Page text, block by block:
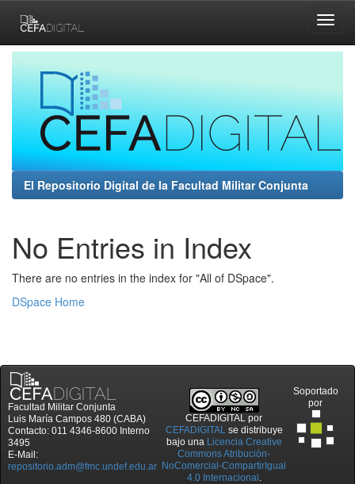
navigation
El Repositorio Digital de la Facultad Militar Conjunta
No Entries in Index
There are no entries in the index for "All of DSpace".
DSpace Home
Facultad Militar Conjunta
Luis María Campos 480 (CABA)
Contacto: 011 4346-8600 Interno
3495
E-Mail:
repositorio.adm@fmc.undef.edu.ar
CEFADIGITAL por
CEFADIGITALse distribuye
bajo una Licencia Creative
Commons Atribución-
NoComercial-CompartirIgual
4.0 Internacional .
Soportado
por